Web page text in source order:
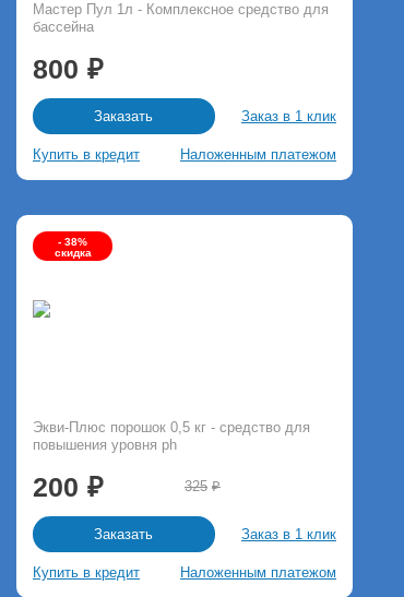
Мастер Пул 1л - Комплексное средство для
бассейна
800
Заказать Заказ в 1 клик
Купить в кредит Наложенным платежом
- 38%
скидка
Экви-Плюс порошок 0,5 кг - средство для
повышения уровня ph
200 325
Заказать Заказ в 1 клик
Купить в кредит Наложенным платежом